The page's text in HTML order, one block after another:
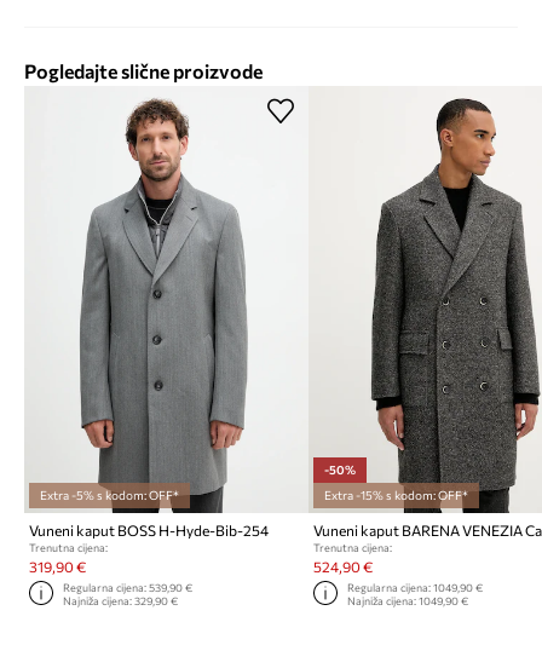
Pogledajte slične proizvode
Extra -5% s kodom: OFF*
Vuneni kaput BOSS H-Hyde-Bib-254
Trenutna cijena:
319,90 €
Regularna cijena:539,90 €
Najniža cijena:329,90 €
-50%
Extra -15% s kodom: OFF*
Trenutna cijena:
524,90 €
Regularna cijena: 1049,90 €
Najniža cijena: 1049,90 €